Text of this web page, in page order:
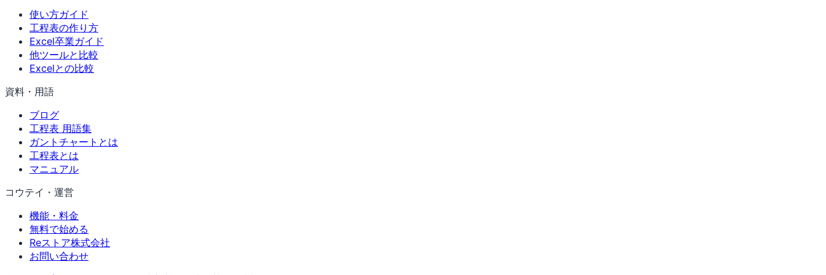
使い方ガイド
工程表の作り方
Excel卒業ガイド
他ツールと比較
Excelとの比較
資料・用語
ブログ
工程表 用語集
ガントチャートとは
工程表とは
マニュアル
コウテイ・運営
機能・料金
無料で始める
Reストア株式会社
お問い合わせ